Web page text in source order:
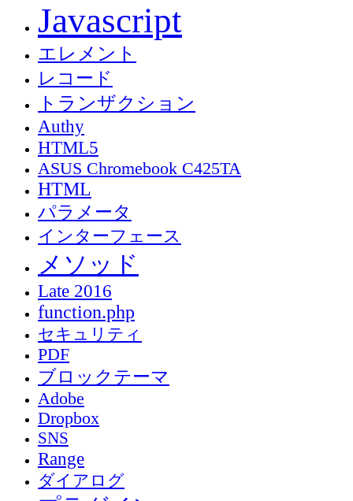
Javascript
エレメント
レコード
トランザクション
Authy
HTML5
ASUS Chromebook C425TA
HTML
パラメータ
インターフェース
メソッド
Late 2016
function.php
セキュリティ
PDF
ブロックテーマ
Adobe
Dropbox
SNS
Range
ダイアログ